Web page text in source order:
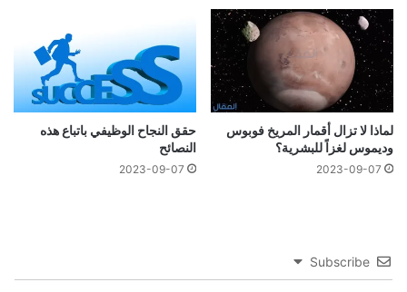
لماذا لا تزال أقمار المريخ فوبوس
وديموس لغزاً للبشرية؟
2023-09-07
حقق النجاح الوظيفي باتباع هذه
النصائح
2023-09-07
Subscribe